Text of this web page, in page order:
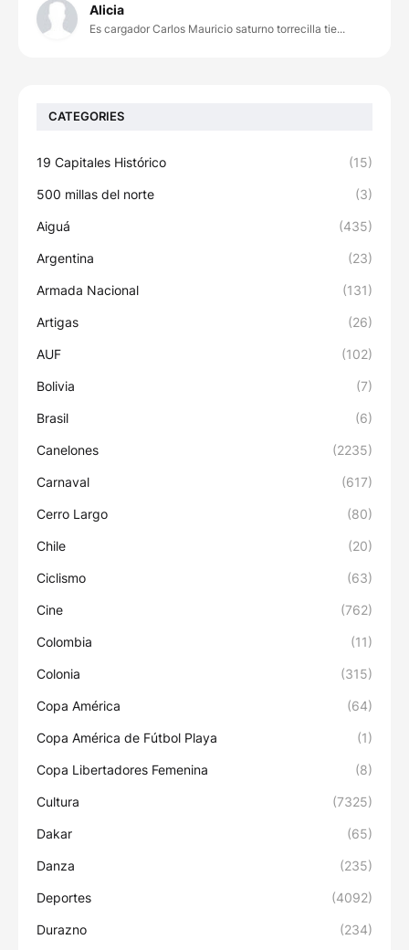
Alicia
Es cargador Carlos Mauricio saturno torrecilla tie...
CATEGORIES
19 Capitales Histórico (15)
500 millas del norte (3)
Aiguá (435)
Argentina (23)
Armada Nacional (131)
Artigas (26)
AUF (102)
Bolivia (7)
Brasil (6)
Canelones (2235)
Carnaval (617)
Cerro Largo (80)
Chile (20)
Ciclismo (63)
Cine (762)
Colombia (11)
Colonia (315)
Copa América (64)
Copa América de Fútbol Playa (1)
Copa Libertadores Femenina (8)
Cultura (7325)
Dakar (65)
Danza (235)
Deportes (4092)
Durazno (234)